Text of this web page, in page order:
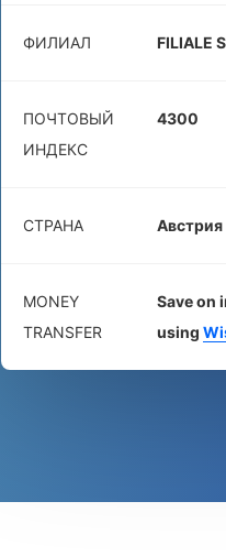
ФИЛИАЛ FILIALE
ПОЧТОВЫЙ
ИНДЕКС
4300
СТРАНА Австрия
MONEY
TRANSFER
Save on
using